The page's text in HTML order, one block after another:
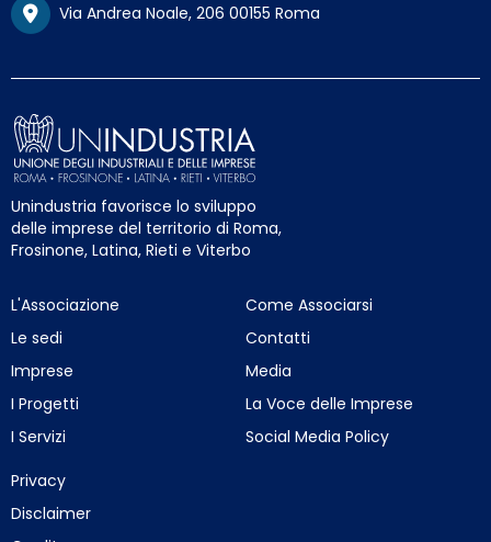
Via Andrea Noale, 206 00155 Roma
Unindustria favorisce lo sviluppo
delle imprese del territorio di Roma,
Frosinone, Latina, Rieti e Viterbo
L'Associazione
Le sedi
Imprese
I Progetti
I Servizi
Come Associarsi
Contatti
Media
La Voce delle Imprese
Social Media Policy
Privacy
Disclaimer